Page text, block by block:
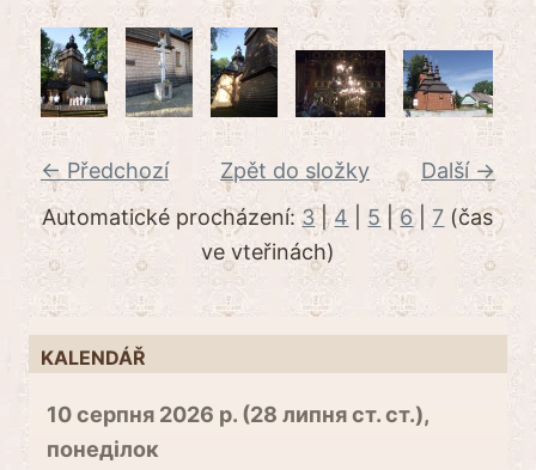
← Předchozí Další →
Zpět do složky
Automatické procházení: 3|4 5 |6|7 (čas
ve vteřinách)
KALENDÁŘ
10 серпня 2026 р. (28 липня ст. ст.),
понеділок